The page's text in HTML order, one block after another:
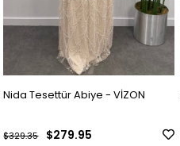
Nida Tesettür Abiye - VİZON
$279.95
$329.35